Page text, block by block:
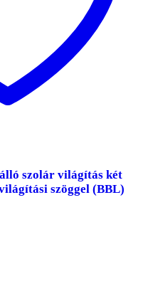
szolár világítás két
szöggel (BBL)